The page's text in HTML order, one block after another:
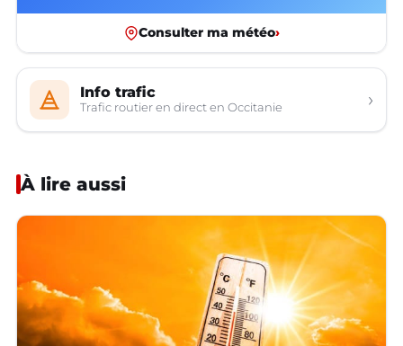
Consulter ma météo›
Info trafic
Trafic routier en direct en Occitanie ›
À lire aussi